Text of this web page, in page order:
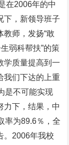
在2006年的中
下，新领导班子
师，发扬“敢
弱科帮扶”的策
学质量提高到一
我们下达的上重
是不可能实现
力下，结果，中
率为89.6％，全
。2006年我校